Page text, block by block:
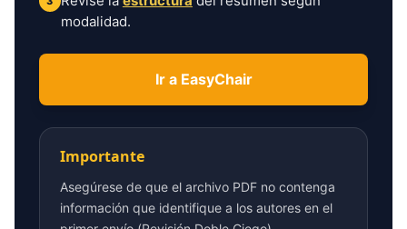
modalidad.
Ir a EasyChair
Importante
Asegúrese de que el archivo PDF no contenga
información que identifique a los autores en el